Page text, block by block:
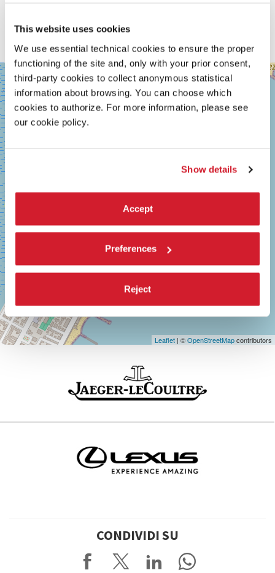
This website uses cookies
We use essential technical cookies to ensure the proper
functioning of the site and, only with your prior consent,
third-party cookies to collect anonymous statistical
information about browsing. You can choose which
cookies to authorize. For more information, please see
our cookie policy.
Show details
Accept
Preferences
Reject
ambientato nel 1994 illumina di nostalgia le meraviglie della
giovinezza.
SALA
GRANDE
LUNGOMARE
MARCONI
30126
LIDO
DI
VENEZIA
TEL.
0415218711
info@labiennale.org
Leaflet | ©OpenStreetMapcontributors
CONDIVIDI SU